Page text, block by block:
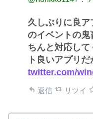
久しぶりに良
のイベントの鬼
ちんと対応し
ト良いアプリ
twitter.com/
返信 リツイ